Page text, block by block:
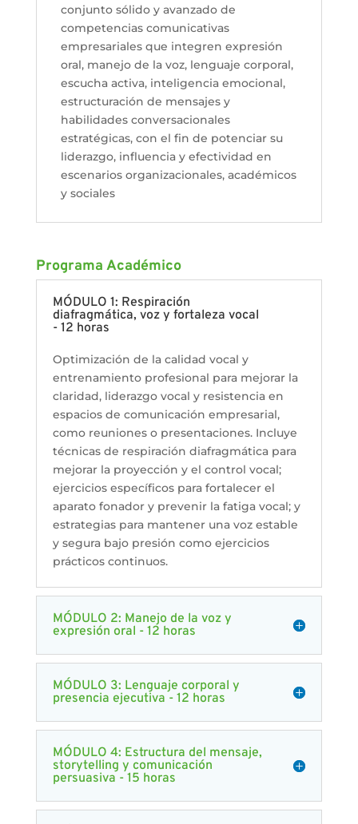
conjunto sólido y avanzado de
competencias comunicativas
empresariales que integren expresión
oral, manejo de la voz, lenguaje corporal,
escucha activa, inteligencia emocional,
estructuración de mensajes y
habilidades conversacionales
estratégicas, con el fin de potenciar su
liderazgo, influencia y efectividad en
escenarios organizacionales, académicos
y sociales
Programa Académico
MÓDULO 1: Respiración
diafragmática, voz y fortaleza vocal
- 12 horas
Optimización de la calidad vocal y
entrenamiento profesional para mejorar la
claridad, liderazgo vocal y resistencia en
espacios de comunicación empresarial,
como reuniones o presentaciones. Incluye
técnicas de respiración diafragmática para
mejorar la proyección y el control vocal;
ejercicios específicos para fortalecer el
aparato fonador y prevenir la fatiga vocal; y
estrategias para mantener una voz estable
y segura bajo presión como ejercicios
prácticos continuos.
MÓDULO 2: Manejo de la voz y
expresión oral - 12 horas
MÓDULO 3: Lenguaje corporal y
presencia ejecutiva - 12 horas
MÓDULO 4: Estructura del mensaje,
storytelling y comunicación
persuasiva - 15 horas